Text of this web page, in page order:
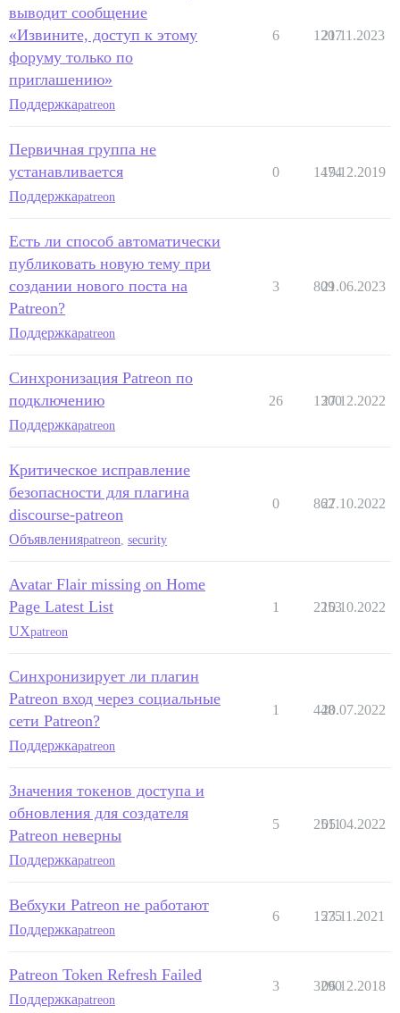
выводит сообщение
«Извините, доступ к этому
форуму только по
приглашению»
Поддержкаpatreon
6 1207
21.11.2023
Первичная группа не
устанавливается
Поддержкаpatreon
0 1474
19.12.2019
Есть ли способ автоматически
публиковать новую тему при
создании нового поста на
Patreon?
Поддержкаpatreon
3 809
21.06.2023
Синхронизация Patreon по
подключению
Поддержкаpatreon
26 1300
27.12.2022
Критическое исправление
безопасности для плагина
discourse-patreon
Объявленияpatreon security
0 862
27.10.2022
Avatar Flair missing on Home
Page Latest List
UXpatreon
1 2253
10.10.2022
Синхронизирует ли плагин
Patreon вход через социальные
сети Patreon?
Поддержкаpatreon
1 448
20.07.2022
Значения токенов доступа и
обновления для создателя
Patreon неверны
Поддержкаpatreon
5 2511
05.04.2022
Вебхуки Patreon не работают
Поддержкаpatreon
6 1575
23.11.2021
Patreon Token Refresh Failed
Поддержкаpatreon
3 3290
06.12.2018